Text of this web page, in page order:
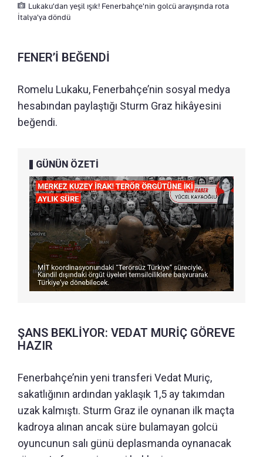
Lukaku'dan yeşil ışık! Fenerbahçe'nin golcü arayışında rota
İtalya'ya döndü
FENER’İ BEĞENDİ
Romelu Lukaku, Fenerbahçe’nin sosyal medya
hesabından paylaştığı Sturm Graz hikâyesini
beğendi.
GÜNÜN ÖZETİ
ŞANS BEKLİYOR: VEDAT MURİÇ GÖREVE
HAZIR
Fenerbahçe’nin yeni transferi Vedat Muriç,
sakatlığının ardından yaklaşık 1,5 ay takımdan
uzak kalmıştı. Sturm Graz ile oynanan ilk maçta
kadroya alınan ancak süre bulamayan golcü
oyuncunun salı günü deplasmanda oynanacak